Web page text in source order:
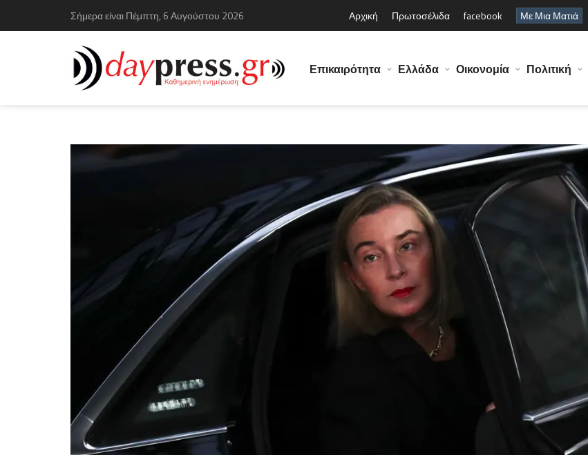
Σήμερα είναι Πέμπτη, 6 Αυγούστου 2026 Αρχική Πρωτοσέλιδα facebook Με Μια Ματιά
Επικαιρότητα Ελλάδα Οικονομία Πολιτική